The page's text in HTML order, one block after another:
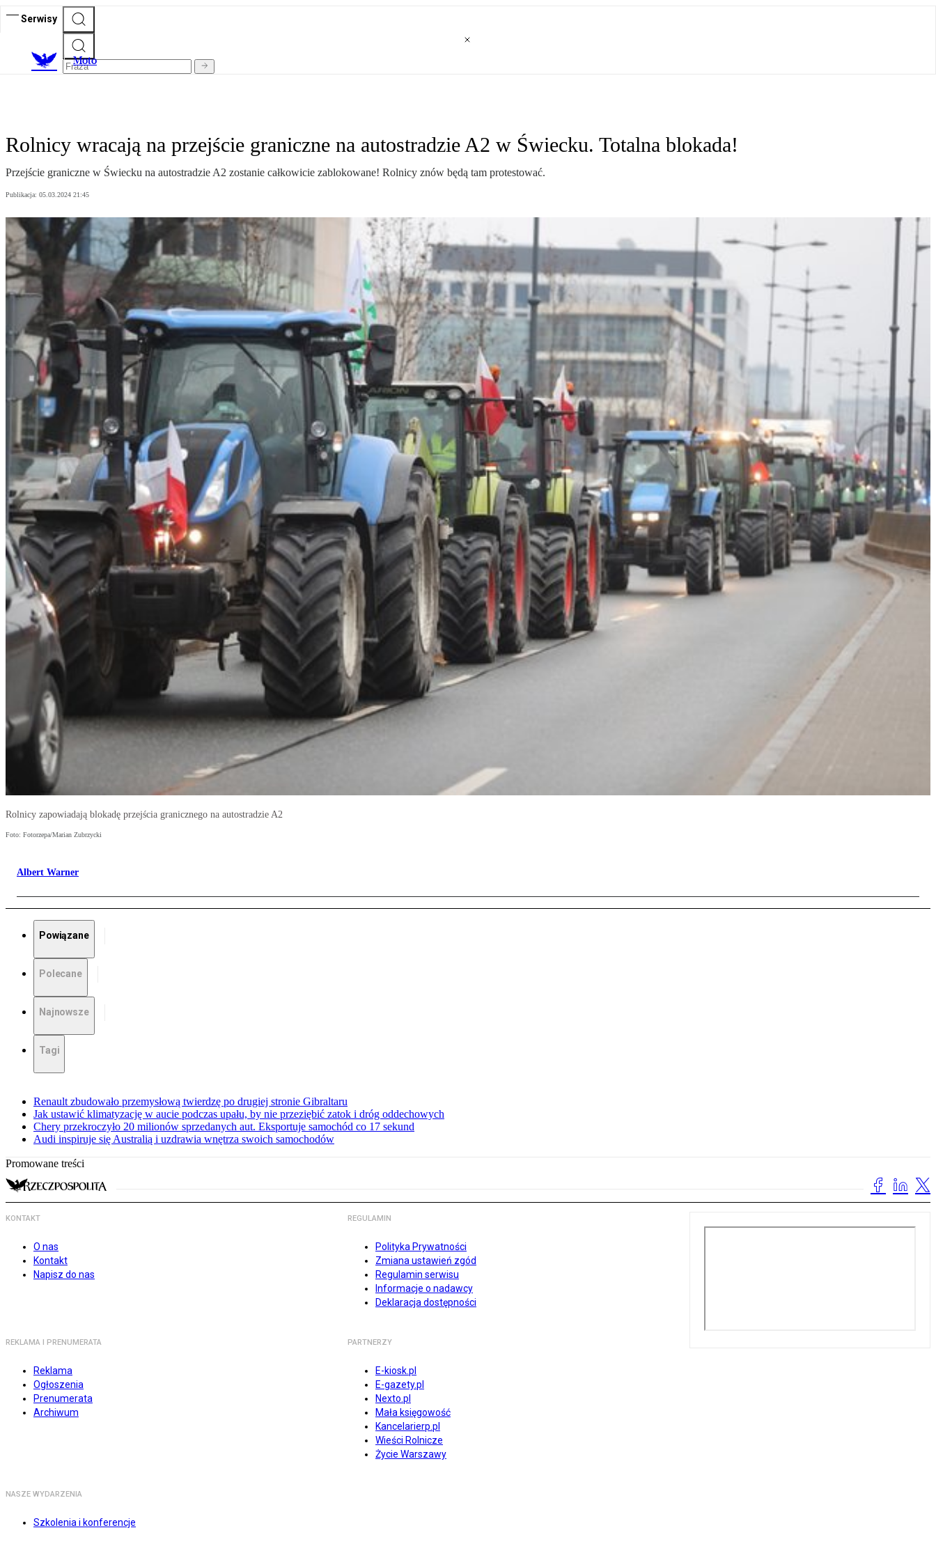
Serwisy
Moto
Rolnicy wracają na przejście graniczne na autostradzie A2 w Świecku. Totalna blokada!
Przejście graniczne w Świecku na autostradzie A2 zostanie całkowicie zablokowane! Rolnicy znów będą tam protestować.
Publikacja: 05.03.2024 21:45
Rolnicy zapowiadają blokadę przejścia granicznego na autostradzie A2
Foto: Fotorzepa/Marian Zubrzycki
Albert Warner
Powiązane
Polecane
Najnowsze
Tagi
Renault zbudowało przemysłową twierdzę po drugiej stronie Gibraltaru
Jak ustawić klimatyzację w aucie podczas upału, by nie przeziębić zatok i dróg oddechowych
Chery przekroczyło 20 milionów sprzedanych aut. Eksportuje samochód co 17 sekund
Audi inspiruje się Australią i uzdrawia wnętrza swoich samochodów
Promowane treści
KONTAKT
O nas
Kontakt
Napisz do nas
REGULAMIN
Polityka Prywatności
Zmiana ustawień zgód
Regulamin serwisu
Informacje o nadawcy
Deklaracja dostępności
REKLAMA I PRENUMERATA
Reklama
Ogłoszenia
Prenumerata
Archiwum
PARTNERZY
E-kiosk.pl
E-gazety.pl
Nexto.pl
Mała księgowość
Kancelarierp.pl
Wieści Rolnicze
Życie Warszawy
NASZE WYDARZENIA
Szkolenia i konferencje